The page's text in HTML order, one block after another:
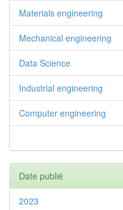
Materials engineering
Mechanical engineering
Data Science
Industrial engineering
Computer engineering
Date publié
2023